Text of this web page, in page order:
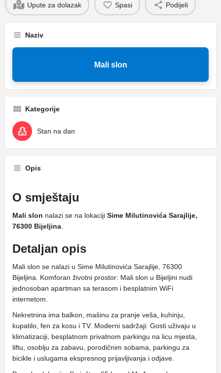
Upute za dolazak Spasi Podijeli
Naziv
Mali slon
Kategorije
Stan na dan
Opis
O smještaju
Mali slon nalazi se na lokaciji Sime Milutinovića Sarajlije,
76300 Bijeljina
Detaljan opis
Mali slon se nalazi u Sime Milutinovića Sarajlije, 76300
Bijeljina. Komforan životni prostor: Mali slon u Bijeljini nudi
jednosoban apartman sa terasom i besplatnim WiFi
internetom.
Nekretnina ima balkon, mašinu za pranje veša, kuhinju,
kupatilo, fen za kosu i TV. Moderni sadržaji: Gosti uživaju u
klimatizaciji, besplatnom privatnom parkingu na licu mjesta,
liftu, osoblju za zabavu, porodičnim sobama, parkingu za
bicikle i uslugama ekspresnog prijavljivanja i odjave.